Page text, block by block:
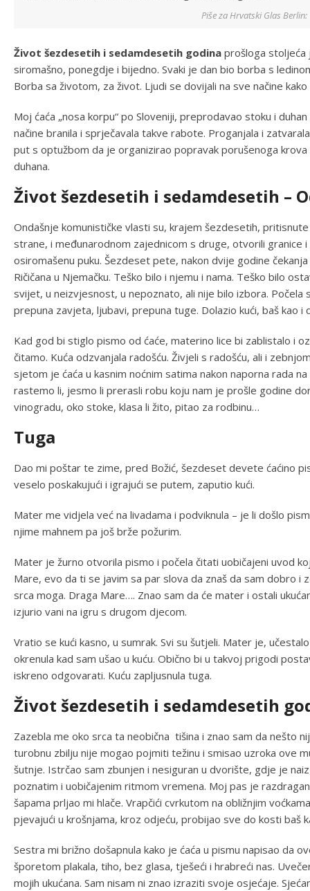
Piše za Hrvatski Glas Berlin:
Život šezdesetih i sedamdesetih godina prošloga stoljeća
siromašno, ponegdje i bijedno. Svaki je dan bio borba s
Borba sa životom, za život. Ljudi se dovijali na sve načine
Moj ćaća „nosa korpu“ po Sloveniji, preprodavao stoku i
načine branila i sprječavala takve rabote. Proganjala i
put s optužbom da je organizirao popravak porušenoga
duhana.
Život šezdesetih i sedamdesetih –
Ondašnje komunističke vlasti su, krajem šezdesetih,
strane, i međunarodnom zajednicom s druge, otvorili granice
osiromašenu puku. Šezdeset pete, nakon dvije godine
Ričičana u Njemačku. Teško bilo i njemu i nama. Teško bilo
svijet, u neizvjesnost, u nepoznato, ali nije bilo izbora. Počela
prepuna zavjeta, ljubavi, prepuna tuge. Dolazio kući, baš kao i
Kad god bi stiglo pismo od ćaće, materino lice bi zablistalo i
čitamo. Kuća odzvanjala radošću. Živjeli s radošću, ali i
sjetom je ćaća u kasnim noćnim satima nakon naporna rada
rastemo li, jesmo li prerasli robu koju nam je prošle godine
vinogradu, oko stoke, klasa li žito, pitao za rodbinu…
Tuga
Dao mi poštar te zime, pred Božić, šezdeset devete ćaćino
veselo poskakujući i igrajući se putem, zaputio kući.
Mater me vidjela već na livadama i podviknula – je li došlo
njime mahnem pa još brže požurim.
Mater je žurno otvorila pismo i počela čitati uobičajeni uvod
Mare, evo da ti se javim sa par slova da znaš da sam dobro i
srca moga. Draga Mare…. Znao sam da će mater i ostali
izjurio vani na igru s drugom djecom.
Vratio se kući kasno, u sumrak. Svi su šutjeli. Mater je,
okrenula kad sam ušao u kuću. Obično bi u takvoj prigodi
iskreno odgovarati. Kuću zapljusnula tuga.
Život šezdesetih i sedamdesetih
Zazebla me oko srca ta neobična tišina i znao sam da nešto
turobnu zbilju nije mogao pojmiti težinu i smisao uzroka ove
šutnje. Istrčao sam zbunjen i nesiguran u dvorište, gdje je
poznatim i uobičajenim ritmom vremena. Moj pas je
šapama prljao mi hlače. Vrapčići cvrkutom na obližnjim
pjevajući u krošnjama, kroz odjeću, probijao sve do kosti baš
Sestra mi brižno došapnula kako je ćaća u pismu napisao da
šporetom plakala, tiho, bez glasa, tješeći i hrabreći nas.
mojih ukućana. Sam nisam ni znao izraziti svoje osjećaje.